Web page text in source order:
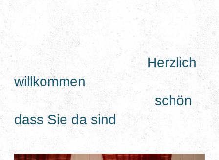
Herzlich
willkommen
schön
dass Sie da sind